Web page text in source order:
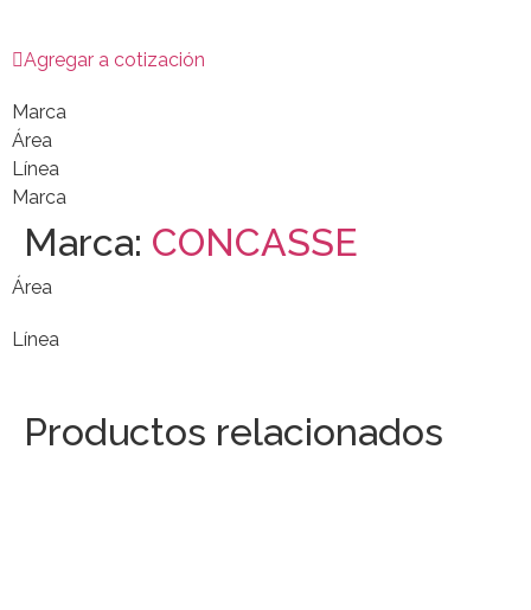
Agregar a cotización
Marca
Área
Línea
Marca
Marca: CONCASSE
Área
Línea
Productos relacionados